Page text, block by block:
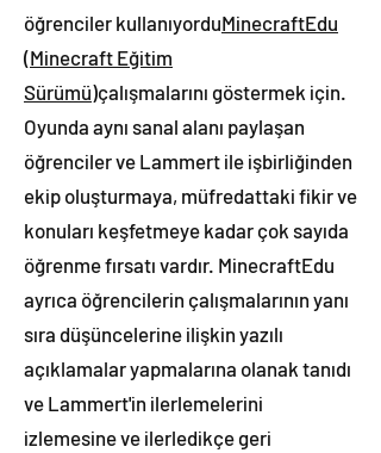
öğrenciler kullanıyorduMinecraftEdu
(Minecraft Eğitim
Sürümü)çalışmalarını göstermek için.
Oyunda aynı sanal alanı paylaşan
öğrenciler ve Lammert ile işbirliğinden
ekip oluşturmaya, müfredattaki fikir ve
konuları keşfetmeye kadar çok sayıda
öğrenme fırsatı vardır. MinecraftEdu
ayrıca öğrencilerin çalışmalarının yanı
sıra düşüncelerine ilişkin yazılı
açıklamalar yapmalarına olanak tanıdı
ve Lammert'in ilerlemelerini
izlemesine ve ilerledikçe geri